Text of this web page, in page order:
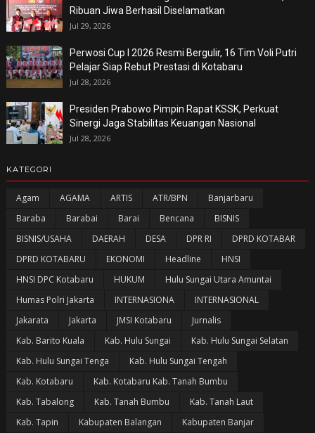
Ribuan Jiwa Berhasil Diselamatkan
Jul 29, 2026
Perwosi Cup I 2026 Resmi Bergulir, 16 Tim Voli Putri
Pelajar Siap Rebut Prestasi di Kotabaru
Jul 28, 2026
Presiden Prabowo Pimpin Rapat KSSK, Perkuat
Sinergi Jaga Stabilitas Keuangan Nasional
Jul 28, 2026
KATEGORI
Agam AGAMA ARTIS ATR/BPN
Banjarbaru
Baraba
Barabai Barai Bencana
BISNIS
BISNIS/USAHA
DAERAH DESA DPR RI
DPRD KOTABAR
DPRD KOTABARU
EKONOMI Headline
HNSI
HNSI DPC Kotabaru
HUKUM
Hulu Sungai Utara Amuntai
Humas Polri Jakarta
INTERNASIONA
INTERNASIONAL
Jakarata
Jakarta JMSI Kotabaru
Jurnalis
Kab. Barito Kuala
Kab. Hulu Sungai
Kab. Hulu Sungai Selatan
Kab. Hulu Sungai Tenga
Kab. Hulu Sungai Tengah
Kab. Kotabaru
Kab. Kotabaru Kab. Tanah Bumbu
Kab. Tabalong
Kab. Tanah Bumbu
Kab. Tanah Laut
Kab. Tapin
Kabupaten Balangan
Kabupaten Banjar